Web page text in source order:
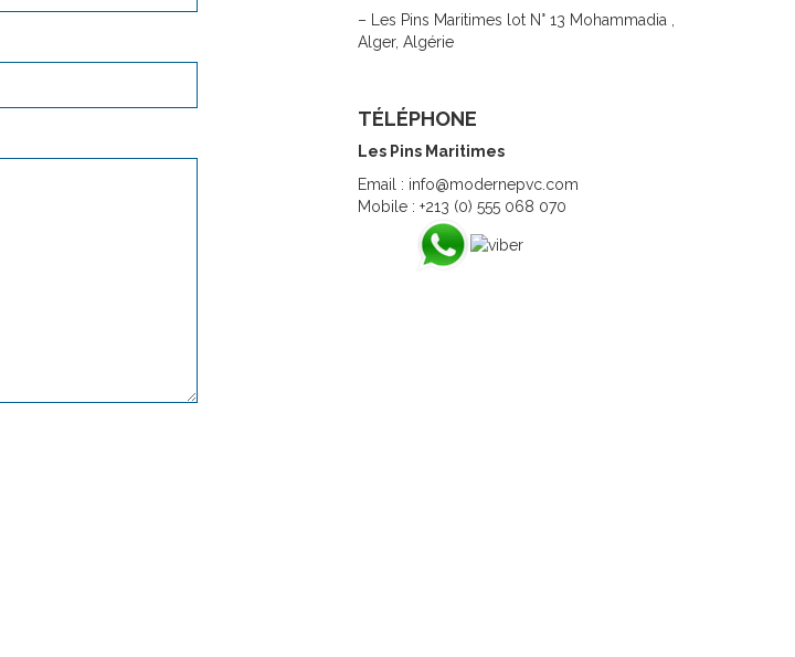
– Les Pins Maritimes lot N° 13 Mohammadia ,
Alger, Algérie
TÉLÉPHONE
Les Pins Maritimes
Email : info@modernepvc.com
Mobile : +213 (0) 555 068 070